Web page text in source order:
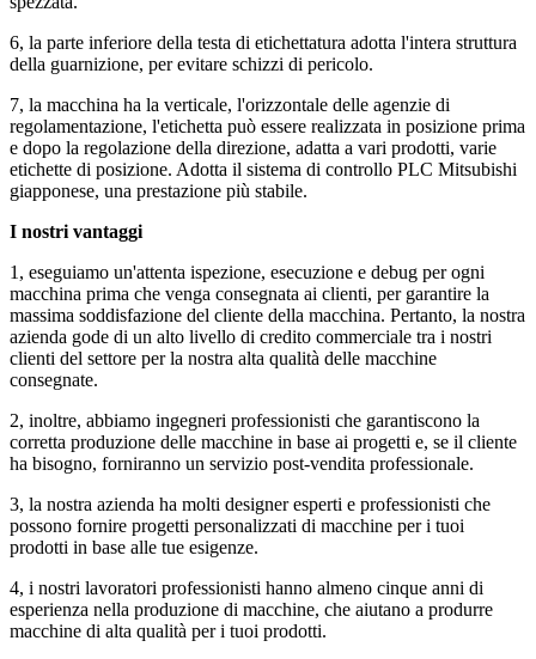
6, la parte inferiore della testa di etichettatura adotta l'intera struttura
della guarnizione, per evitare schizzi di pericolo.
7, la macchina ha la verticale, l'orizzontale delle agenzie di
regolamentazione, l'etichetta può essere realizzata in posizione prima
e dopo la regolazione della direzione, adatta a vari prodotti, varie
etichette di posizione. Adotta il sistema di controllo PLC Mitsubishi
giapponese, una prestazione più stabile.
I nostri vantaggi
1, eseguiamo un'attenta ispezione, esecuzione e debug per ogni
macchina prima che venga consegnata ai clienti, per garantire la
massima soddisfazione del cliente della macchina. Pertanto, la nostra
azienda gode di un alto livello di credito commerciale tra i nostri
clienti del settore per la nostra alta qualità delle macchine
consegnate.
2, inoltre, abbiamo ingegneri professionisti che garantiscono la
corretta produzione delle macchine in base ai progetti e, se il cliente
ha bisogno, forniranno un servizio post-vendita professionale.
3, la nostra azienda ha molti designer esperti e professionisti che
possono fornire progetti personalizzati di macchine per i tuoi
prodotti in base alle tue esigenze.
4, i nostri lavoratori professionisti hanno almeno cinque anni di
esperienza nella produzione di macchine, che aiutano a produrre
macchine di alta qualità per i tuoi prodotti.